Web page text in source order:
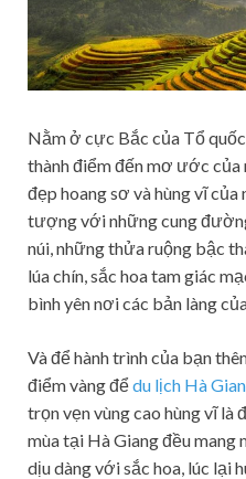
Nằm ở cực Bắc của Tổ
thành điểm đến mơ ước của
đẹp hoang sơ và hùng vĩ
tượng với những cung
núi, những thửa ruộng bậc
lúa chín, sắc hoa tam giác
bình yên nơi các bản làng
Và để hành trình của bạn
điểm vàng đểdu lịch Hà
trọn vẹn vùng cao hùng vĩ
mùa tại Hà Giang đều mang
dịu dàng với sắc hoa, lúc lại